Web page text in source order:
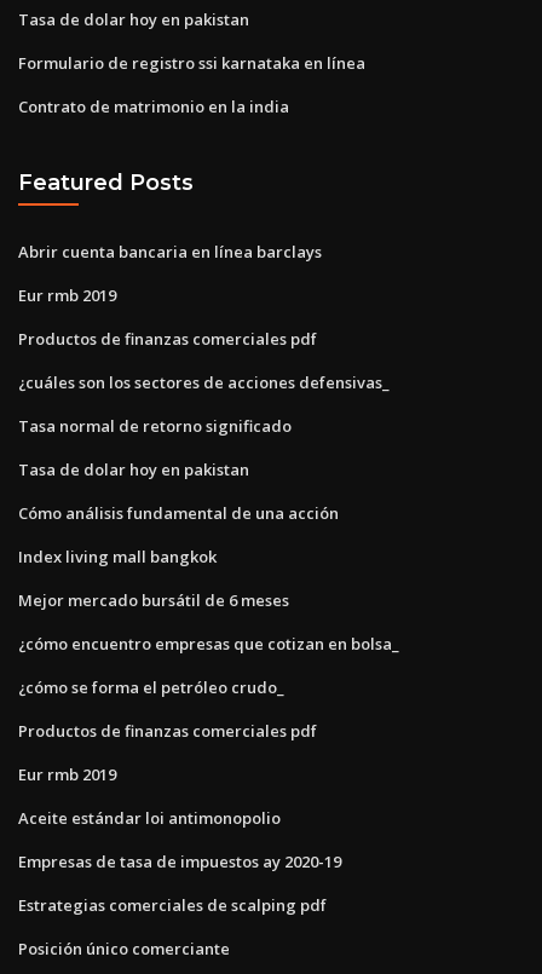
Tasa de dolar hoy en pakistan
Formulario de registro ssi karnataka en línea
Contrato de matrimonio en la india
Featured Posts
Abrir cuenta bancaria en línea barclays
Eur rmb 2019
Productos de finanzas comerciales pdf
¿cuáles son los sectores de acciones defensivas_
Tasa normal de retorno significado
Tasa de dolar hoy en pakistan
Cómo análisis fundamental de una acción
Index living mall bangkok
Mejor mercado bursátil de 6 meses
¿cómo encuentro empresas que cotizan en bolsa_
¿cómo se forma el petróleo crudo_
Productos de finanzas comerciales pdf
Eur rmb 2019
Aceite estándar loi antimonopolio
Empresas de tasa de impuestos ay 2020-19
Estrategias comerciales de scalping pdf
Posición único comerciante